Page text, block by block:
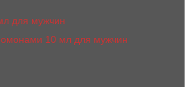
для мужчин
10 мл для мужчин